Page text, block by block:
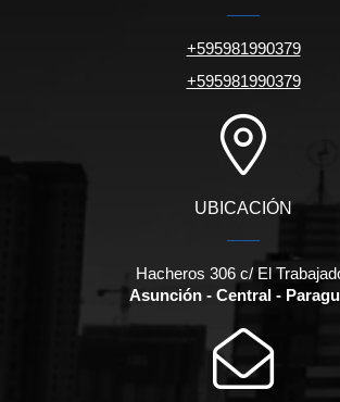
+595981990379
+595981990379
UBICACIÓN
Hacheros 306 c/ El
Asunción - Central -